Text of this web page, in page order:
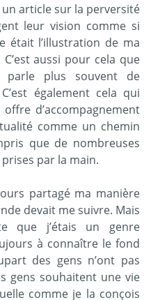
un article sur la perversité
leur vision comme si
était l’illustration de ma
aussi pour cela que
parle plus souvent de
également cela qui
d’accompagnement
comme un chemin
que de nombreuses
par la main.
partagé ma manière
devait me suivre. Mais
que j’étais un genre
à connaître le fond
des gens n’ont pas
gens souhaitent une vie
comme je la conçois